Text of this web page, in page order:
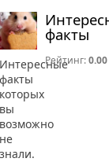
факты
Интересные
факты
которых
вы
возможно
не
знали.
Рейтинг:0.00